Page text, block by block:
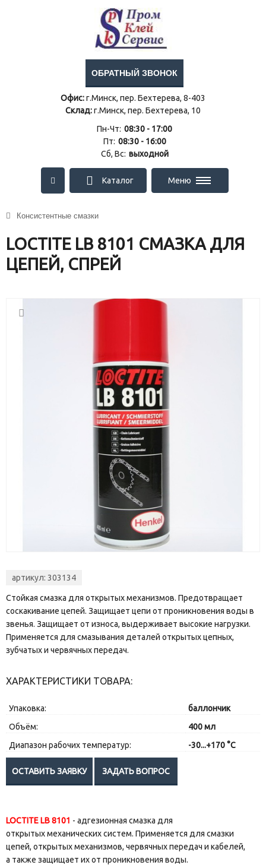
ОБРАТНЫЙ ЗВОНОК
Офис:г.Минск, пер. Бехтерева, 8-403
Склад:г.Минск, пер. Бехтерева, 10
Пн-Чт: 08:30 - 17:00
Пт: 08:30 - 16:00
Сб, Вс: выходной
Каталог Меню
Консистентные смазки
LOCTITE LB 8101 СМАЗКА ДЛЯ
ЦЕПЕЙ, СПРЕЙ
артикул: 303134
Стойкая смазка для открытых механизмов. Предотвращает
соскакивание цепей. Защищает цепи от проникновения воды в
звенья. Защищает от износа, выдерживает высокие нагрузки.
Применяется для смазывания деталей открытых цепных,
зубчатых и червячных передач.
ХАРАКТЕРИСТИКИ ТОВАРА:
Упаковка:
баллончик
Объём:
400 мл
Диапазон рабочих температур:
-30...+170 °C
LOCTITE LB 8101 - адгезионная смазка для
открытых механических систем. Применяется для смазки
цепей, открытых механизмов, червячных передач и кабелей,
а также защищает их от проникновения воды.